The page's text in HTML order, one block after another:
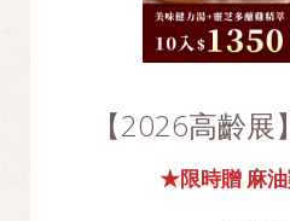
【2026高齡
★限時贈 麻